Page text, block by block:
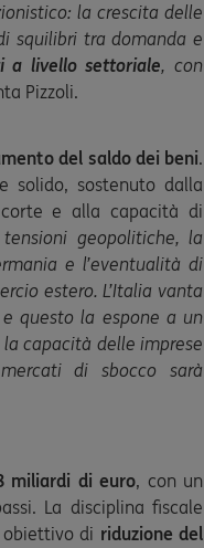
la crescita delle
squilibri tra domanda e
a livello settoriale, con
Pizzoli.
del saldo dei beni.
solido, sostenuto dalla
e alla capacità di
geopolitiche, la
e l’eventualità di
estero. L’Italia vanta
questo la espone a un
capacità delle imprese
di sbocco sarà
miliardi di euro, con un
La disciplina fiscale
di riduzione del